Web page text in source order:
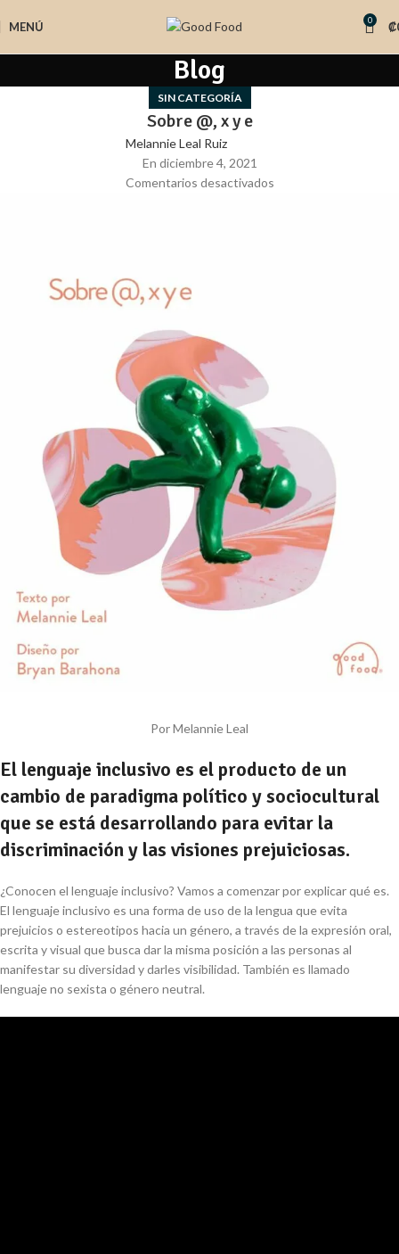
MENÚ 0 ₡
Blog
SIN CATEGORÍA
Sobre @, x y e
Melannie Leal Ruiz
En diciembre 4, 2021
Comentarios desactivados
Por Melannie Leal
El lenguaje inclusivo es el producto de un
cambio de paradigma político y sociocultural
que se está desarrollando para evitar la
discriminación y las visiones prejuiciosas.
¿Conocen el lenguaje inclusivo? Vamos a comenzar por explicar qué es.
El lenguaje inclusivo es una forma de uso de la lengua que evita
prejuicios o estereotipos hacia un género, a través de la expresión oral,
escrita y visual que busca dar la misma posición a las personas al
manifestar su diversidad y darles visibilidad. También es llamado
lenguaje no sexista o género neutral.